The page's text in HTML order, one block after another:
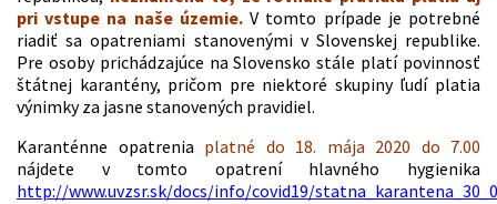
pri vstupe na naše územie.V tomto prípade je potrebné
riadiť sa opatreniami stanovenými v Slovenskej republike.
Pre osoby prichádzajúce na Slovensko stále platí povinnosť
štátnej karantény, pričom pre niektoré skupiny ľudí platia
výnimky za jasne stanovených pravidiel.
Karanténne opatrenia platné do 18. mája 2020 do 7.00
nájdete v tomto opatrení hlavného hygienika
http://www.uvzsr.sk/docs/info/covid19/